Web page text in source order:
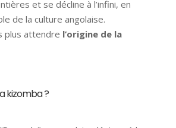
et se décline à l’infini, en
de la culture angolaise.
plus attendre l’origine de la
kizomba ?